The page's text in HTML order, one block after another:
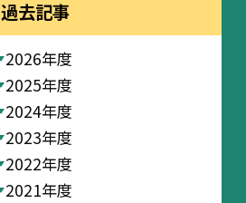
過去記事
2026年度
2025年度
2024年度
2023年度
2022年度
2021年度